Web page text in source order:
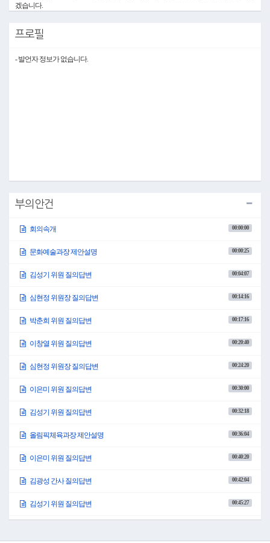
겠습니다.
1. 2026년도 제1회 추가경정예산안(계속)
○위원장 심현정: 그러면 의사일정 제1항 2026년도 제1회 추가경정예산안을 상정합니
습니다.
초중고등교육역량강화 공교육운영지원에서 평창군 교육정책 발전방향 연구용역비
2,200만 원을 편성하였습니다.
기 구입 150만 원을, 수학아카데미아 조성에서 수학아카데미아 운영 방안 연구용역비
다음 장 160쪽은 생략하겠습니다.
청소년 방과 후 아카데미 운영 보조에서 청소년 방과 후 아카데미 운영 위탁금 1억
청소년상담복지센터 운영에서 위탁금 410만 원을 감액하여 위탁 사업비 410만 원을
증액 편성하였고, 학교 밖 청소년 급식지원 보조사업에서 급식지원비 346만 4천원을
162쪽입니다.
이상 제안 설명을 마치겠습니다.
이은미 위원님 질의해 주시기 바랍니다.
과장님, 명세서는 161페이지, 설명 자료 82페이지.
청소년 방과 후 아카데미 운영에 대해서 질의드리겠습니다.
○인재육성과장 이현진: 네.
○인재육성과장 이현진: 청소년 방과 후 아카데미는 기존에 진부 청소년 문화의 집 내
였습니다.
게 됐습니다.
평창군 청소년 문화의 집 내에서 방과 후 아카데미를 만들어서 여기는 중학생 대상 20
명을 대상으로 운영을 하게 되는데 학습지원이라든가 체험, 그밖에 예체능, 급식. 중
요한 것은 주 5일, 1일 4시간씩 한 5일 동안 하는데요.
일주일에 20시간 하는데 여기에는 각종 프로그램 운영뿐만 아니라 급식 지원을 해 줘
프로필
- 발언자 정보가 없습니다.
부의안건
회의속개 00:00:00
문화예술과장 제안설명 00:00:25
김성기 위원 질의답변 00:04:07
심현정 위원장 질의답변 00:14:16
박춘희 위원 질의답변 00:17:16
이창열 위원 질의답변 00:20:40
심현정 위원장 질의답변 00:24:20
이은미 위원 질의답변 00:30:00
김성기 위원 질의답변 00:32:18
올림픽체육과장 제안설명 00:36:04
이은미 위원 질의답변 00:40:20
김광성 간사 질의답변 00:42:04
김성기 위원 질의답변 00:45:27